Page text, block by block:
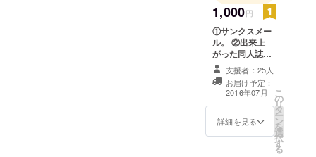
1,000円
①サンクスメー
ル。 ②出来上
がった同人誌を
一冊進呈。 ③同
人誌で掲載のイ
ラストのポスト
カードを一枚進
呈。
支援者：25人
お届け予定：
2016年07月
詳細を見る
こ
の
リ
タ
ー
ン
を
選
択
す
る